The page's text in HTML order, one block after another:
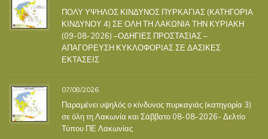
ΠΟΛΥ ΥΨΗΛΟΣ ΚΙΝΔΥΝΟΣ ΠΥΡΚΑΓΙΑΣ (ΚΑΤΗΓΟΡΙΑ
ΚΙΝΔΥΝΟΥ 4) ΣΕ ΟΛΗ ΤΗ ΛΑΚΩΝΙΑ ΤΗΝ ΚΥΡΙΑΚΗ
(09-08-2026) –ΟΔΗΓΙΕΣ ΠΡΟΣΤΑΣΙΑΣ –
ΑΠΑΓΟΡΕΥΣΗ ΚΥΚΛΟΦΟΡΙΑΣ ΣΕ ΔΑΣΙΚΕΣ
ΕΚΤΑΣΕΙΣ
07/08/2026
Παραμένει υψηλός ο κίνδυνος πυρκαγιάς (κατηγορία 3)
σε όλη τη Λακωνία και Σάββατο 08-08-2026- Δελτίο
Τύπου ΠΕ Λακωνίας